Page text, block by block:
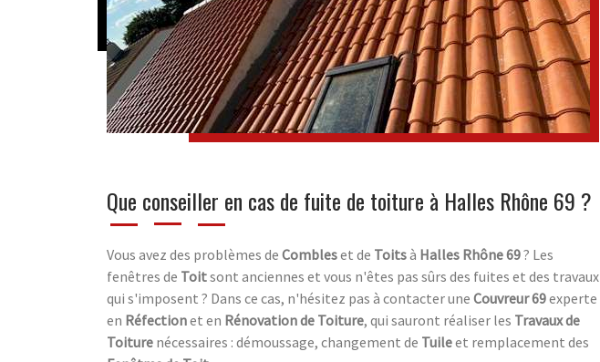
Que conseiller en cas de fuite de toiture à Halles Rhône 69 ?
Vous avez des problèmes de Combleset de Toitsà Halles Rhône 69? Les
fenêtres de Toitsont anciennes et vous n'êtes pas sûrs des fuites et des travaux
qui s'imposent ? Dans ce cas, n'hésitez pas à contacter une Couvreur 69experte
en Réfectionet en Rénovation de Toiture, qui sauront réaliser les Travaux de
Toiture nécessaires : démoussage, changement de Tuileet remplacement des